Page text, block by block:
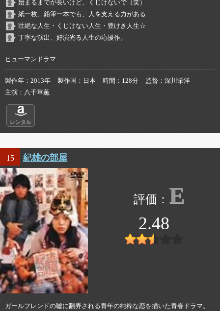
始まるまでが長いけど、くじけないで（笑）
紙一枚、鉛筆一本でも、人を支える力がある
壮絶な人生・くじけない人生・豊けき人生☆
丁寧な演出、好演光る人生の応援作。
ヒューマンドラマ
製作年 2013年 製作国 日本 時間 128分 監督
深川栄洋
主演
八千草薫
レンタル
15 紀雄の部屋
E
2.48
ガールフレンドの嘘に翻弄される青年の純粋な恋を描いた青春ドラマ。